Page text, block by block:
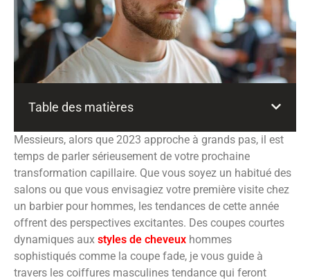
Table des matières
Messieurs, alors que 2023 approche à grands pas, il est
temps de parler sérieusement de votre prochaine
transformation capillaire. Que vous soyez un habitué des
salons ou que vous envisagiez votre première visite chez
un barbier pour hommes, les tendances de cette année
offrent des perspectives excitantes. Des coupes courtes
dynamiques aux styles de cheveux hommes
sophistiqués comme la coupe fade, je vous guide à
travers les coiffures masculines tendance qui feront